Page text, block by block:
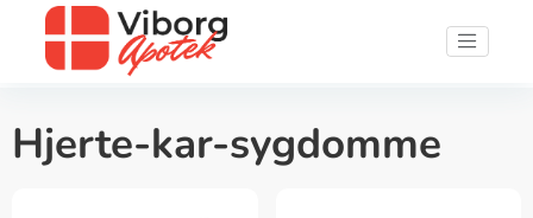
Hjerte-kar-sygdomme